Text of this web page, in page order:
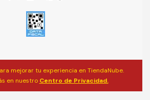
mejorar tu experiencia en TiendaNube.
en nuestro Centro de Privacidad.